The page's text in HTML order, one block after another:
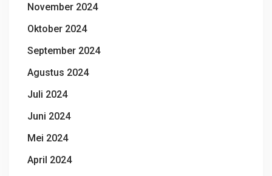
November 2024
Oktober 2024
September 2024
Agustus 2024
Juli 2024
Juni 2024
Mei 2024
April 2024